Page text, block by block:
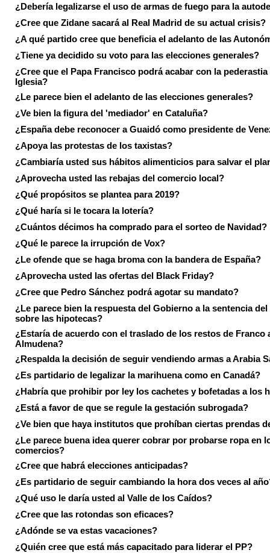
¿Debería legalizarse el uso de armas de fuego para la
¿Cree que Zidane sacará al Real Madrid de su actual crisis?
¿A qué partido cree que beneficia el adelanto de las
¿Tiene ya decidido su voto para las elecciones generales?
¿Cree que el Papa Francisco podrá acabar con la pederastia
Iglesia?
¿Le parece bien el adelanto de las elecciones generales?
¿Ve bien la figura del 'mediador' en Cataluña?
¿España debe reconocer a Guaidó como presidente de
¿Apoya las protestas de los taxistas?
¿Cambiaría usted sus hábitos alimenticios para salvar el
¿Aprovecha usted las rebajas del comercio local?
¿Qué propósitos se plantea para 2019?
¿Qué haría si le tocara la lotería?
¿Cuántos décimos ha comprado para el sorteo de Navidad?
¿Qué le parece la irrupción de Vox?
¿Le ofende que se haga broma con la bandera de España?
¿Aprovecha usted las ofertas del Black Friday?
¿Cree que Pedro Sánchez podrá agotar su mandato?
¿Le parece bien la respuesta del Gobierno a la sentencia
sobre las hipotecas?
¿Estaría de acuerdo con el traslado de los restos de Franco
Almudena?
¿Respalda la decisión de seguir vendiendo armas a Arabia
¿Es partidario de legalizar la marihuena como en Canadá?
¿Habría que prohibir por ley los cachetes y bofetadas a los
¿Está a favor de que se regule la gestación subrogada?
¿Ve bien que haya institutos que prohíban ciertas prendas
¿Le parece buena idea querer cobrar por probarse ropa en
comercios?
¿Cree que habrá elecciones anticipadas?
¿Es partidario de seguir cambiando la hora dos veces al
¿Qué uso le daría usted al Valle de los Caídos?
¿Cree que las rotondas son eficaces?
¿Adónde se va estas vacaciones?
¿Quién cree que está más capacitado para liderar el PP?